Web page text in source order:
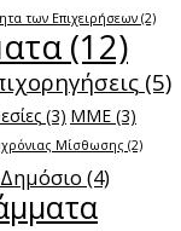
των Επιχειρήσεων (2)
(12)
(5)
(3) ΜΜΕ (3)
Μίσθωσης (2)
(4)